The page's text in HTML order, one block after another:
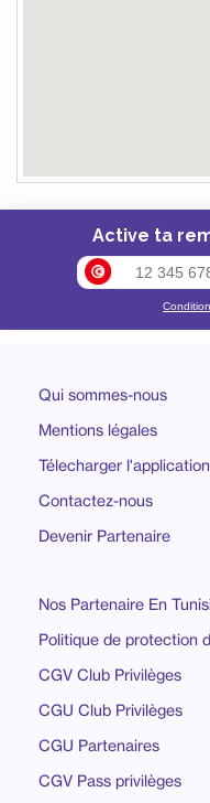
Active ta
Qui sommes-nous
Mentions légales
Télecharger l'application
Contactez-nous
Devenir Partenaire
Nos Partenaire En
Politique de protection
CGV Club Privilèges
CGU Club Privilèges
CGU Partenaires
CGV Pass privilèges